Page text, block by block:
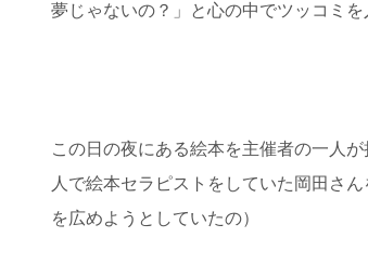
夢じゃないの？」と心の中でツッコミを
この日の夜にある絵本を主催者の一人
人で絵本セラピストをしていた岡田さ
を広めようとしていたの）